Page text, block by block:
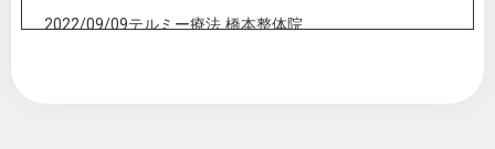
2022/09/09テルミー療法 橋本整体院